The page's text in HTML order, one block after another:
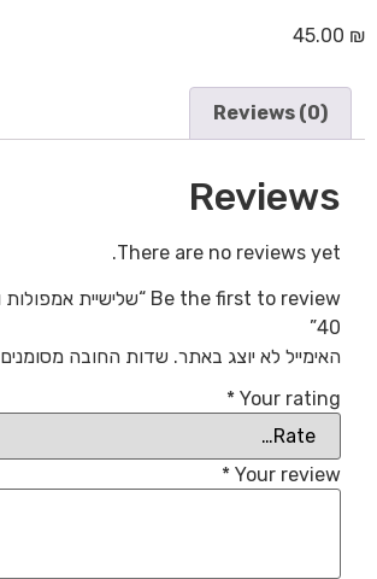
45.00 ₪
Reviews (0)
Reviews
There are no reviews yet.
40”
האימייל לא יוצג באתר. שדות החובה מסומנים
Your rating
*
Your review
*